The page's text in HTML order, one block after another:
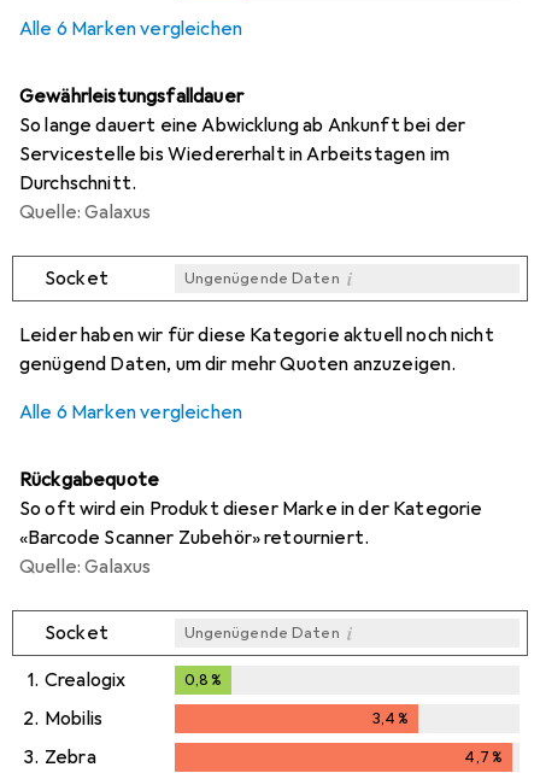
Alle 6 Marken vergleichen
Gewährleistungsfalldauer
So lange dauert eine Abwicklung ab Ankunft bei der
Servicestelle bis Wiedererhalt in Arbeitstagen im
Durchschnitt.
Quelle: Galaxus
Socket Ungenügende Daten i
Leider haben wir für diese Kategorie aktuell noch nicht
genügend Daten, um dir mehr Quoten anzuzeigen.
Alle 6 Marken vergleichen
Rückgabequote
So oft wird ein Produkt dieser Marke in der Kategorie
«Barcode Scanner Zubehör» retourniert.
Quelle: Galaxus
Socket Ungenügende Daten i
1. Crealogix 0,8 %
2. Mobilis 3,4%
3. Zebra 4,7%